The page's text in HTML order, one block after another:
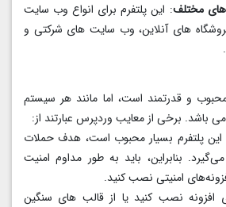
مختلف: این پلتفرم برای انواع وب‌ سایت‌
های آنلاین، وب‌ سایت‌ های شرکتی و
و قدرتمند است، اما مانند هر سیستم
باشد. برخی از معایب وردپرس عبارتند از:
این پلتفرم بسیار محبوب است، هدف حملات
بنابراین، باید به طور مداوم امنیت
امنیتی نصب کنید.
افزونه نصب کنید یا از قالب‌ های سنگین